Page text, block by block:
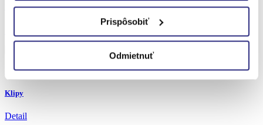
Prispôsobiť
Odmietnuť
Rohové spojky
Kovové komponenty a iné doplnky
Klipy
Detail